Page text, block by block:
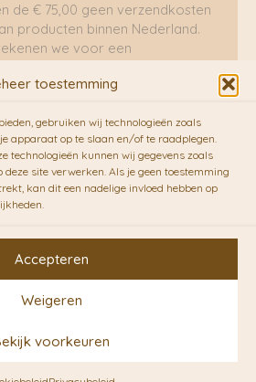
toestemming
gebruiken wij technologieën zoals
apparaat op te slaan en/of te raadplegen.
technologieën kunnen wij gegevens zoals
site verwerken. Als je geen toestemming
kan dit een nadelige invloed hebben op
Accepteren
Weigeren
voorkeuren
de € 75,00 geen verzendkosten
producten binnen Nederland.
we voor een
met de duurzame bezorgdienst
. Pakketten (mits voorradig) voor
een doordeweekse dag,
op dezelfde dag in de
de volgende dag. En
op de fiets!!
by